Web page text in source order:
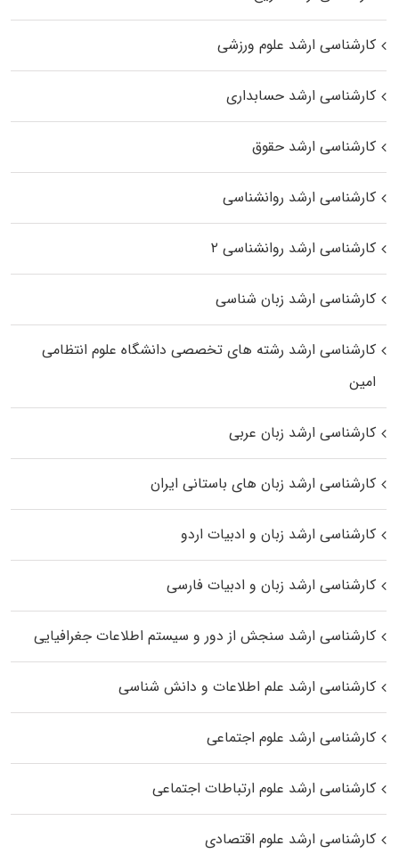
کارشناسی ارشد علوم ورزشی
کارشناسی ارشد حسابداری
کارشناسی ارشد حقوق
کارشناسی ارشد روانشناسی
کارشناسی ارشد روانشناسی ۲
کارشناسی ارشد زبان شناسی
کارشناسی ارشد رﺷﺘﻪ ﻫﺎی تخصصی داﻧﺸﮕﺎه ﻋﻠﻮم انتظامی
اﻣﻴﻦ
کارشناسی ارشد زبان عربی
کارشناسی ارشد زبان‌ های باستانی ایران
کارشناسی ارشد زبان و ادبیات اردو
کارشناسی ارشد زبان و ادبیات فارسی
کارشناسی ارشد سنجش از دور و سیستم اطلاعات جغرافیایی
کارشناسی ارشد علم اطلاعات و دانش شناسی
کارشناسی ارشد علوم اجتماعی
کارشناسی ارشد علوم ارتباطات اجتماعی
کارشناسی ارشد علوم اقتصادی